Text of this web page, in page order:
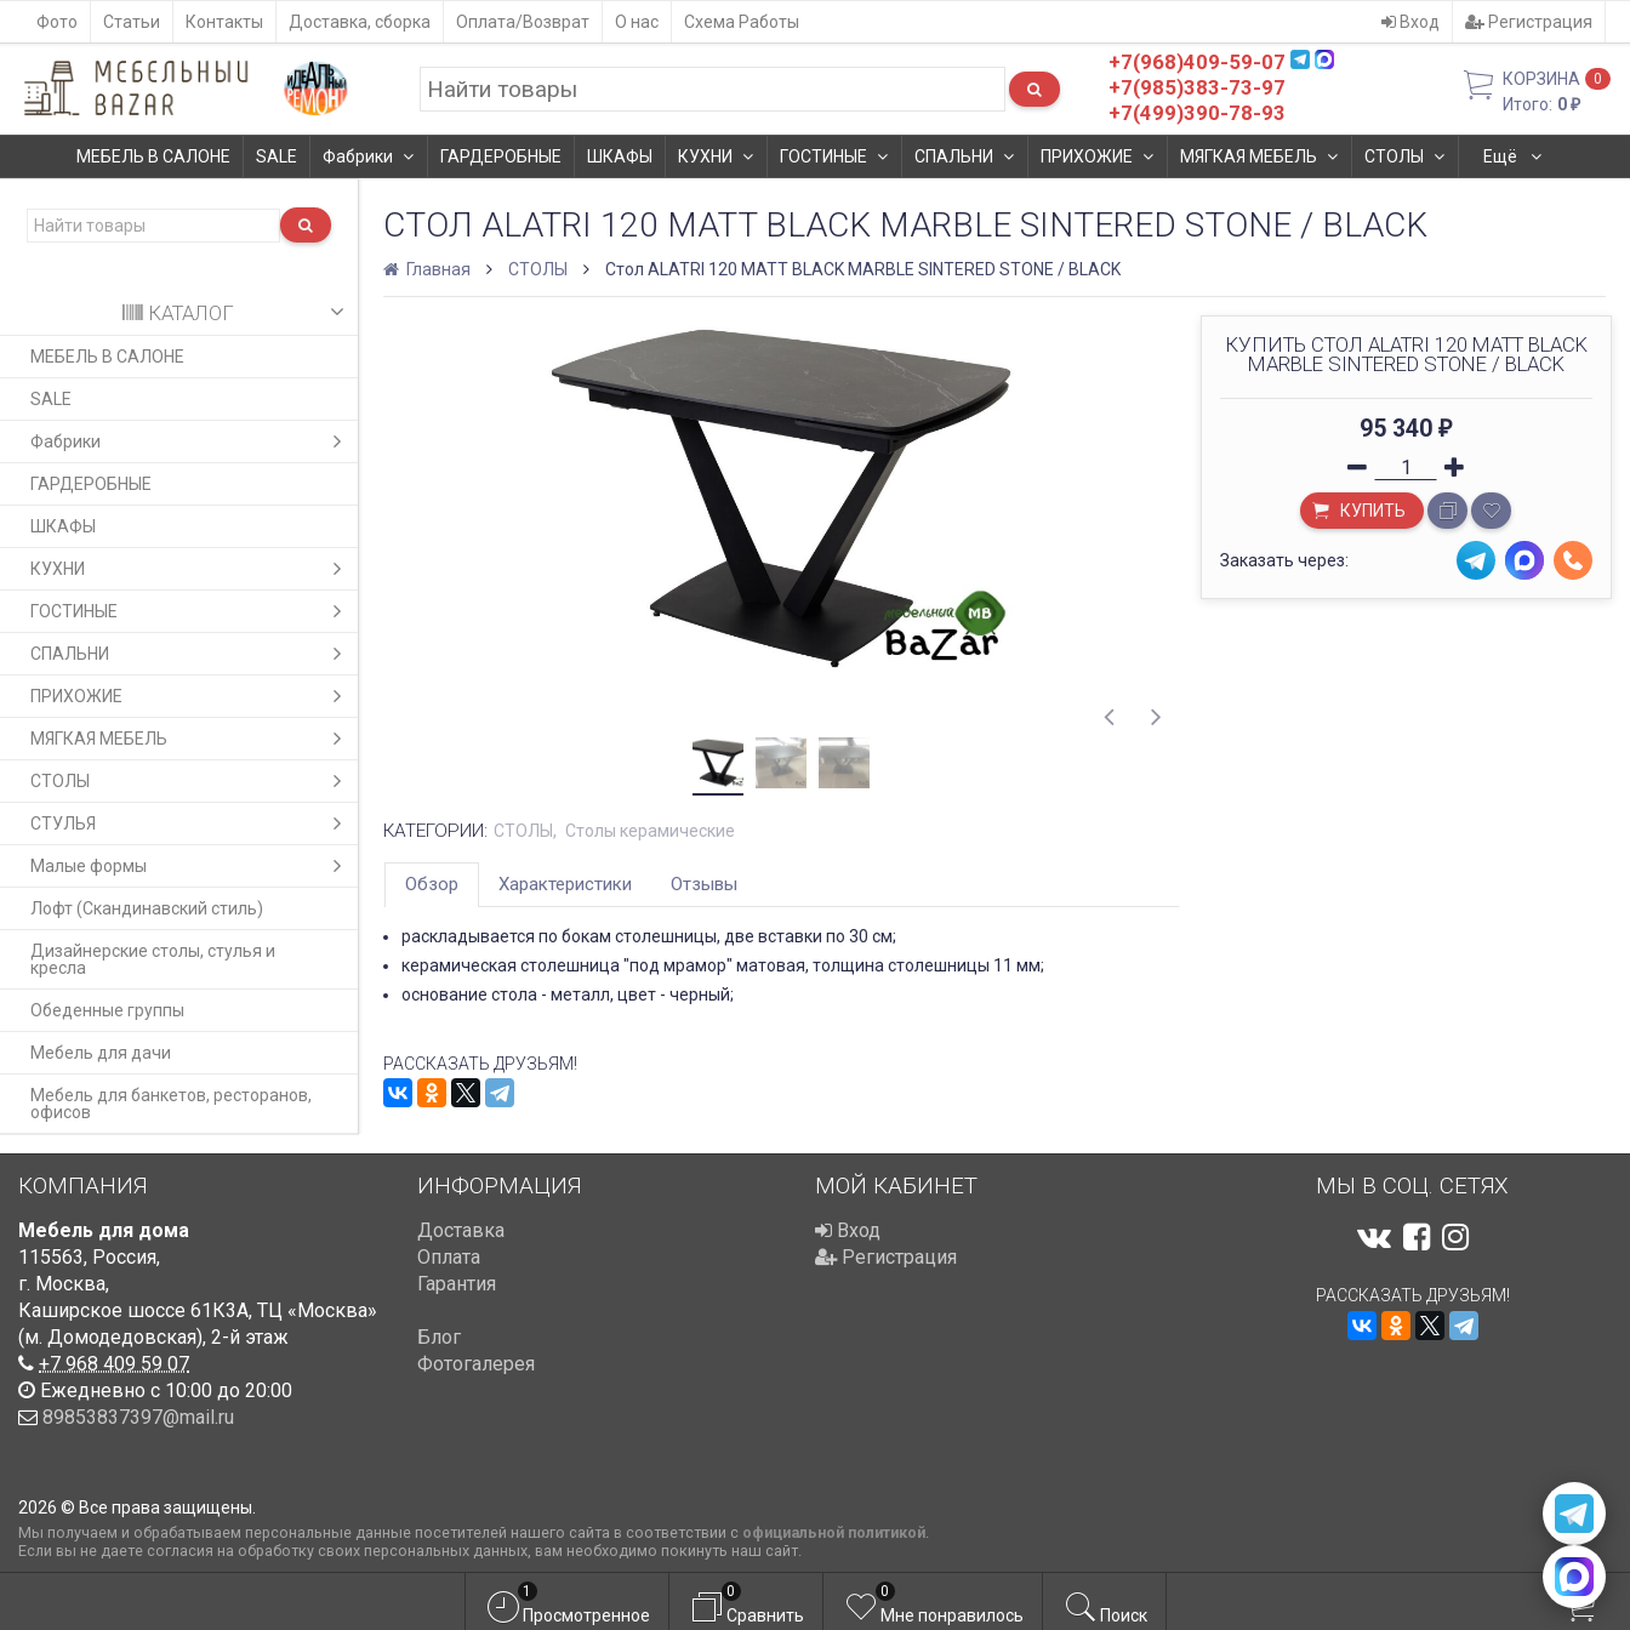
Фото Статьи Контакты Доставка, сборка Оплата/Возврат О нас Схема Работы Вход Регистрация
+7(968)409-59-07
+7(985)383-73-97
+7(499)390-78-93
КОРЗИНА 0
Итого: 0₽
МЕБЕЛЬ В САЛОНЕ SALE Фабрики ГАРДЕРОБНЫЕ ШКАФЫ КУХНИ ГОСТИНЫЕ СПАЛЬНИ ПРИХОЖИЕ МЯГКАЯ МЕБЕЛЬ СТОЛЫ Ещё
КАТАЛОГ
МЕБЕЛЬ В САЛОНЕ
SALE
Фабрики
ГАРДЕРОБНЫЕ
ШКАФЫ
КУХНИ
ГОСТИНЫЕ
СПАЛЬНИ
ПРИХОЖИЕ
МЯГКАЯ МЕБЕЛЬ
СТОЛЫ
СТУЛЬЯ
Малые формы
Лофт (Скандинавский стиль)
Дизайнерские столы, стулья и
кресла
Обеденные группы
Мебель для дачи
Мебель для банкетов, ресторанов,
офисов
СТОЛ ALATRI 120 MATT BLACK MARBLE SINTERED STONE / BLACK
Главная СТОЛЫ Стол ALATRI 120 MATT BLACK MARBLE SINTERED STONE / BLACK
КУПИТЬ СТОЛ ALATRI 120 MATT BLACK
MARBLE SINTERED STONE / BLACK
95 340₽
КУПИТЬ
Заказать через:
КАТЕГОРИИ: СТОЛЫ Столы керамические
Обзор Характеристики Отзывы
раскладывается по бокам столешницы, две вставки по 30 см;
керамическая столешница "под мрамор" матовая, толщина столешницы 11 мм;
основание стола - металл, цвет - черный;
РАССКАЗАТЬ ДРУЗЬЯМ!
КОМПАНИЯ
Мебель для дома
115563, Россия,
г. Москва,
Каширское шоссе 61К3А, ТЦ «Москва»
(м. Домодедовская), 2-й этаж
+7 968 409 59 07
Ежедневно с 10:00 до 20:00
89853837397@mail.ru
ИНФОРМАЦИЯ
Доставка
Оплата
Гарантия
Блог
Фотогалерея
МОЙ КАБИНЕТ
Вход
Регистрация
МЫ В СОЦ. СЕТЯХ
РАССКАЗАТЬ ДРУЗЬЯМ!
2026 © Все права защищены.
Мы получаем и обрабатываем персональные данные посетителей нашего сайта в соответствии с официальной политикой.
Если вы не даете согласия на обработку своих персональных данных, вам необходимо покинуть наш сайт.
Просмотренное
1
Сравнить
0
Мне понравилось
0
Поиск